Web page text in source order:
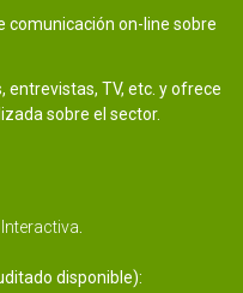
comunicación on-line sobre
entrevistas, TV, etc. y ofrece
sobre el sector.
Interactiva
disponible):